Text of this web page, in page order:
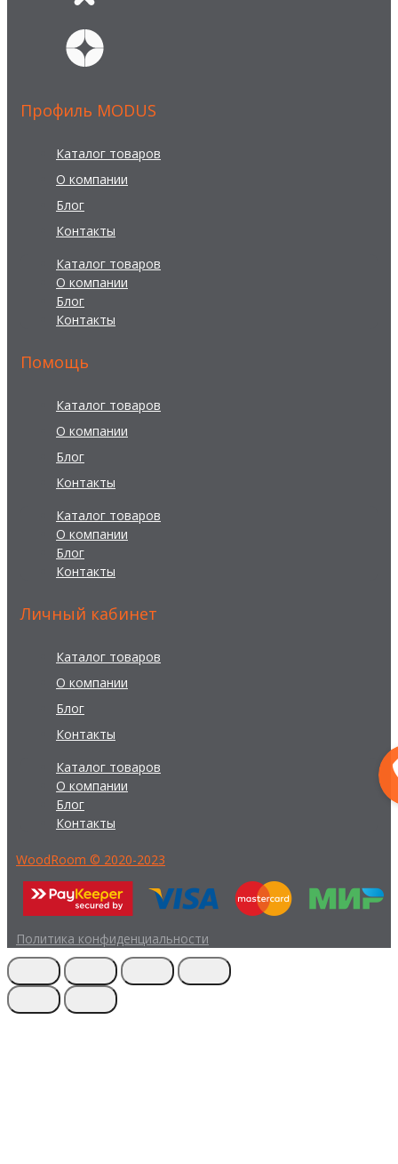
Профиль MODUS
Каталог товаров
О компании
Блог
Контакты
Каталог товаров
О компании
Блог
Контакты
Помощь
Каталог товаров
О компании
Блог
Контакты
Каталог товаров
О компании
Блог
Контакты
Личный кабинет
Каталог товаров
О компании
Блог
Контакты
Каталог товаров
О компании
Блог
Контакты
WoodRoom © 2020-2023
Политика конфиденциальности